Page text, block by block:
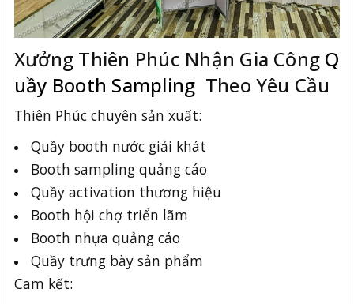
Xưởng Thiên Phúc Nhận Gia Công Q
uầy Booth Sampling Theo Yêu Cầu
Thiên Phúc chuyên sản xuất:
Quầy booth nước giải khát
Booth sampling quảng cáo
Quầy activation thương hiệu
Booth hội chợ triển lãm
Booth nhựa quảng cáo
Quầy trưng bày sản phẩm
Cam kết: